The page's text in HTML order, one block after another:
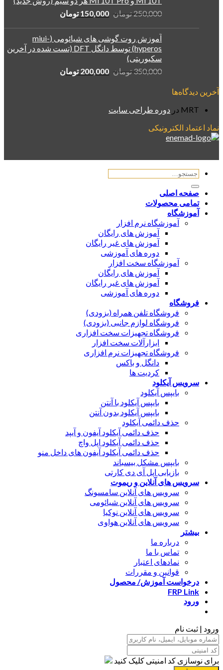
250,000تومان قیمت
250,000 تومان
بود.
150,000تومانقیمت
150,000 تومان.
آموزش روت گوشی های شیائومی (miui-
hyperos) توسط دانگل DFT (تست شده در آخرین
سکیوریتی)
350,000تومان قیمت
200,000تومانقیمت
آخرین دیدگاه‌ها
MRTدر دوره طراحی سایت
نماد اعتماد الکترونیکی
جستجو
صفحه اصلی
تمامی محصولات
آموزشگاه
آموزشگاه نرم افزار
آموزش های رایگان
آموزش های غیر رایگان
دوره های آموزشی
آموزشگاه سخت افزار
آموزش های رایگان
آموزش های غیر رایگان
دوره های آموزشی
فروشگاه
فروشگاه تلفن همراه (بزودی)
فروشگاه لوازم جانبی (بزودی)
فروشگاه تجهیزات سخت افزاری
ابزارآلات سخت افزار
فروشگاه تجهیزات نرم افزاری
دانگل و باکس
کردیت ها
سرویس آیکلود
بایپس آیکلود
بایپس آیکلود با آنتن
بایپس آیکلود بدون آنتن
حذف دائمی آیکلود
حذف دائمی آیکلود آیفون و آیپد
حذف دائمی آیکلود اپل واچ
حذف دائمی آیکلود آیفون های داخل منو
بایپس مشکل بیسباند
بازیابی اپل آی دی کارتی
سرویس های آنلاین و ریموت
سرویس های آنلاین سامسونگ
سرویس های آنلاین شیائومی
سرویس های آنلاین نوکیا
سرویس های آنلاین هواوی
بیشتر
درباره ما
تماس با ما
نمادهای اعتبار
قوانین و مقررات
درخواست آموزش/ محصول
FRP Link
ورود
ورود | ثبت نام
برای نوسازی کد امنیتی کلیک کنید